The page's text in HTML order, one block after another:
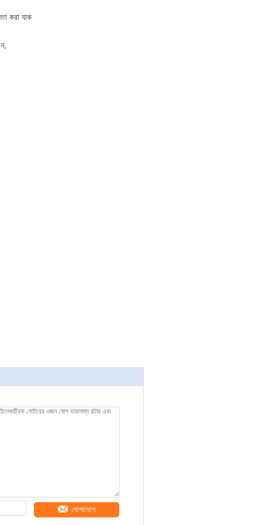
করা যাক
যোগাযোগ